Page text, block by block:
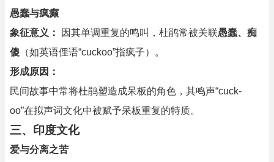
愚蠢与疯癫
象征意义：
因其单调重复的鸣叫，杜鹃常被关联愚蠢、痴
傻 （如英语俚语“cuckoo”指疯子）。
形成原因：
民间故事中常将杜鹃塑造成呆板的角色，其鸣声“cuck-
oo”在拟声词文化中被赋予呆板重复的特质。
三、印度文化
爱与分离之苦